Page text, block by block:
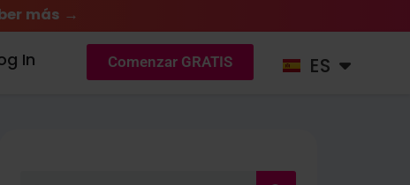
más →
In Comenzar GRATIS ES
NL